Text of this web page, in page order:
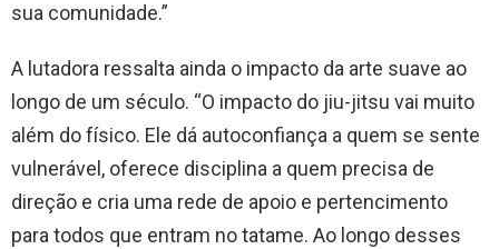
sua comunidade.”
A lutadora ressalta ainda o impacto da arte suave ao
longo de um século. “O impacto do jiu-jitsu vai muito
além do físico. Ele dá autoconfiança a quem se sente
vulnerável, oferece disciplina a quem precisa de
direção e cria uma rede de apoio e pertencimento
para todos que entram no tatame. Ao longo desses